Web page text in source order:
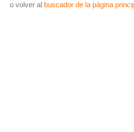
o volver al buscador de la página